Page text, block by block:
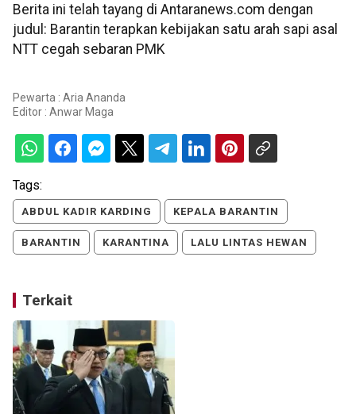
Berita ini telah tayang di Antaranews.com dengan
judul: Barantin terapkan kebijakan satu arah sapi asal
NTT cegah sebaran PMK
Pewarta : Aria Ananda
Editor : Anwar Maga
Tags:
ABDUL KADIR KARDING KEPALA BARANTIN
BARANTIN KARANTINA LALU LINTAS HEWAN
Terkait